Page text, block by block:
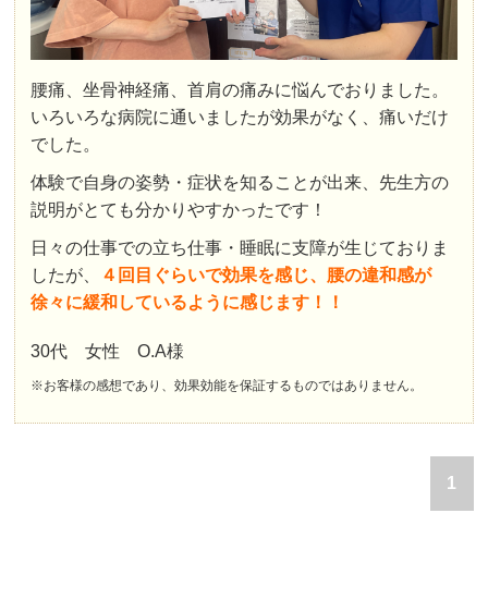
腰痛、坐骨神経痛、首肩の痛みに悩んでおりました。
いろいろな病院に通いましたが効果がなく、痛いだけ
でした。
体験で自身の姿勢・症状を知ることが出来、先生方の
説明がとても分かりやすかったです！
日々の仕事での立ち仕事・睡眠に支障が生じておりま
したが、
４回目ぐらいで効果を感じ、腰の違和感が
徐々に緩和しているように感じます！！
30代 女性 O.A様
※お客様の感想であり、効果効能を保証するものではありません。
1